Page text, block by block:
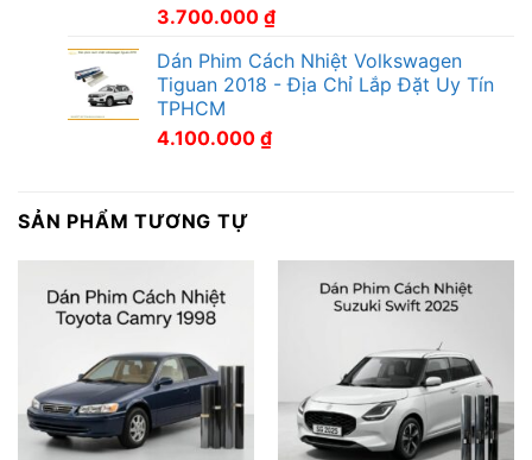
3.700.000 ₫
Dán Phim Cách Nhiệt Volkswagen
Tiguan 2018 - Địa Chỉ Lắp Đặt Uy Tín
TPHCM
4.100.000 ₫
SẢN PHẨM TƯƠNG TỰ